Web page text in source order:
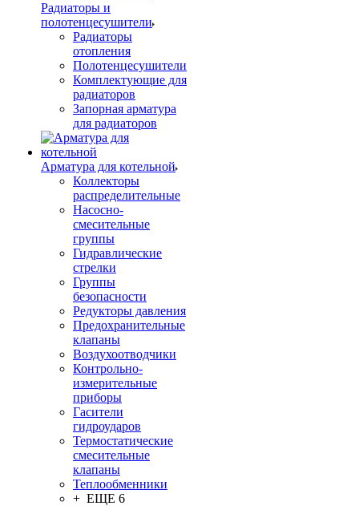
Радиаторы и
полотенцесушители
Радиаторы
отопления
Полотенцесушители
Комплектующие для
радиаторов
Запорная арматура
для радиаторов
Арматура для котельной
Коллекторы
распределительные
Насосно-
смесительные
группы
Гидравлические
стрелки
Группы
безопасности
Редукторы давления
Предохранительные
клапаны
Воздухоотводчики
Контрольно-
измерительные
приборы
Гасители
гидроударов
Термостатические
смесительные
клапаны
Теплообменники
+ ЕЩЕ 6